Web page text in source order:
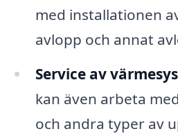
med installationen
avlopp och annat
Service av
kan även arbeta
och andra typer av